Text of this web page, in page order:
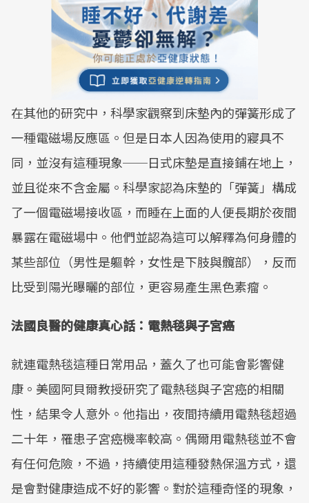
在其他的研究中，科學家觀察到床墊內的彈簧形成了
一種電磁場反應區。但是日本人因為使用的寢具不
同，並沒有這種現象──日式床墊是直接鋪在地上，
並且從來不含金屬。科學家認為床墊的「彈簧」構成
了一個電磁場接收區，而睡在上面的人便長期於夜間
暴露在電磁場中。他們並認為這可以解釋為何身體的
某些部位（男性是軀幹，女性是下肢與髖部），反而
比受到陽光曝曬的部位，更容易產生黑色素瘤。
法國良醫的健康真心話：電熱毯與子宮癌
就連電熱毯這種日常用品，蓋久了也可能會影響健
康。美國阿貝爾教授研究了電熱毯與子宮癌的相關
性，結果令人意外。他指出，夜間持續用電熱毯超過
二十年，罹患子宮癌機率較高。偶爾用電熱毯並不會
有任何危險，不過，持續使用這種發熱保溫方式，還
是會對健康造成不好的影響。對於這種奇怪的現象，